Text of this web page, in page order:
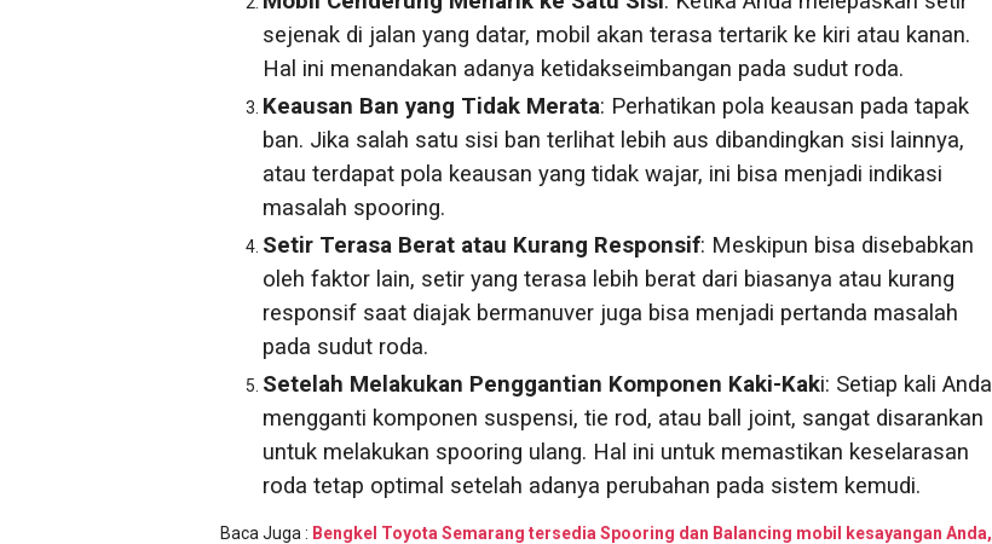
sejenak di jalan yang datar, mobil akan terasa tertarik ke kiri atau kanan.
Hal ini menandakan adanya ketidakseimbangan pada sudut roda.
Keausan Ban yang Tidak Merata: Perhatikan pola keausan pada tapak
ban. Jika salah satu sisi ban terlihat lebih aus dibandingkan sisi lainnya,
atau terdapat pola keausan yang tidak wajar, ini bisa menjadi indikasi
masalah spooring.
Setir Terasa Berat atau Kurang Responsif: Meskipun bisa disebabkan
oleh faktor lain, setir yang terasa lebih berat dari biasanya atau kurang
responsif saat diajak bermanuver juga bisa menjadi pertanda masalah
pada sudut roda.
Setelah Melakukan Penggantian Komponen Kaki-Kaki: Setiap kali Anda
mengganti komponen suspensi, tie rod, atau ball joint, sangat disarankan
untuk melakukan spooring ulang. Hal ini untuk memastikan keselarasan
roda tetap optimal setelah adanya perubahan pada sistem kemudi.
Baca Juga : Bengkel Toyota Semarang tersedia Spooring dan Balancing mobil kesayangan Anda,